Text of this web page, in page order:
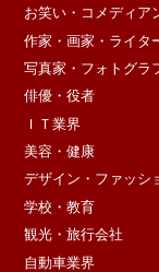
お笑い・コメディア
作家・画家・ライタ
写真家・フォトグラ
俳優・役者
ＩＴ業界
美容・健康
デザイン・ファッシ
学校・教育
観光・旅行会社
自動車業界